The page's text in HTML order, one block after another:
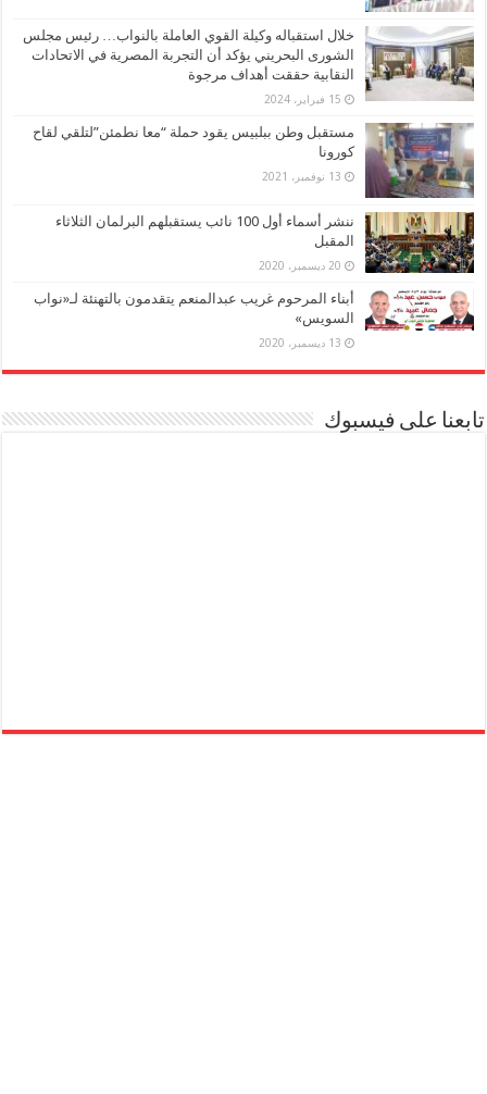
خلال استقباله وكيلة القوي العاملة بالنواب… رئيس مجلس
الشورى البحريني يؤكد أن التجربة المصرية في الاتحادات
النقابية حققت أهداف مرجوة
15 فبراير، 2024
مستقبل وطن ببلبيس يقود حملة “معا نطمئن”لتلقي لقاح
كورونا
13 نوفمبر، 2021
ننشر أسماء أول 100 نائب يستقبلهم البرلمان الثلاثاء
المقبل
20 ديسمبر، 2020
أبناء المرحوم غريب عبدالمنعم يتقدمون بالتهنئة لـ«نواب
السويس»
13 ديسمبر، 2020
تابعنا على فيسبوك